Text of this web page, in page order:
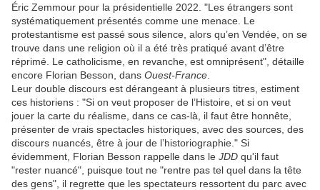
Éric Zemmour pour la présidentielle 2022. "Les étrangers sont
systématiquement présentés comme une menace. Le
protestantisme est passé sous silence, alors qu’en Vendée, on se
trouve dans une religion où il a été très pratiqué avant d’être
réprimé. Le catholicisme, en revanche, est omniprésent", détaille
encore Florian Besson, dans Ouest-France
Leur double discours est dérangeant à plusieurs titres, estiment
ces historiens : "Si on veut proposer de l’Histoire, et si on veut
jouer la carte du réalisme, dans ce cas-là, il faut être honnête,
présenter de vrais spectacles historiques, avec des sources, des
discours nuancés, être à jour de l’historiographie." Si
évidemment, Florian Besson rappelle dans le JDD qu'il faut
"rester nuancé", puisque tout ne "rentre pas tel quel dans la tête
des gens", il regrette que les spectateurs ressortent du parc avec